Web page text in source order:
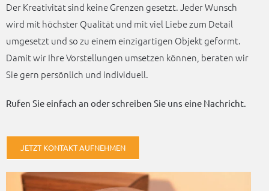
Der Krea­ti­vi­tät sind keine Gren­zen gesetzt. Jeder Wunsch
wird mit höchs­ter Quali­tät und mit viel Liebe zum Detail
umge­setzt und so zu einem einzig­ar­ti­gen Objekt geformt.
Damit wir Ihre Vorstel­lun­gen umset­zen können, bera­ten wir
Sie gern persön­lich und individuell.
Rufen Sie einfach an oder schrei­ben Sie uns eine Nachricht.
JETZT KONTAKT AUFNEHMEN